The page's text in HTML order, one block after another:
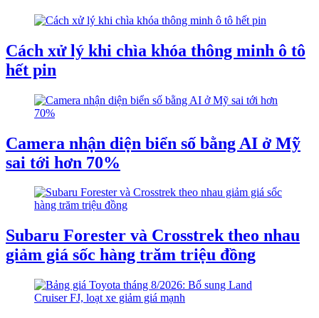
Cách xử lý khi chìa khóa thông minh ô tô
hết pin
Camera nhận diện biển số bằng AI ở Mỹ
sai tới hơn 70%
Subaru Forester và Crosstrek theo nhau
giảm giá sốc hàng trăm triệu đồng